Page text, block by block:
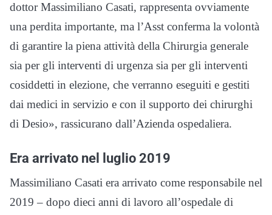
dottor Massimiliano Casati, rappresenta ovviamente
una perdita importante, ma l’Asst conferma la volontà
di garantire la piena attività della Chirurgia generale
sia per gli interventi di urgenza sia per gli interventi
cosiddetti in elezione, che verranno eseguiti e gestiti
dai medici in servizio e con il supporto dei chirurghi
di Desio», rassicurano dall’Azienda ospedaliera.
Era arrivato nel luglio 2019
Massimiliano Casati era arrivato come responsabile nel
2019 – dopo dieci anni di lavoro all’ospedale di